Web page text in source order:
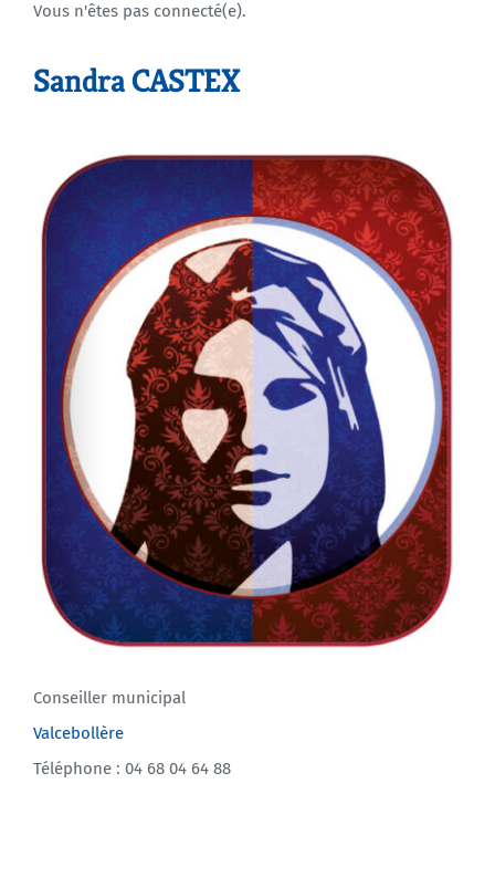
Agenda
Vous n'êtes pas connecté(e).
Sandra CASTEX
Conseiller municipal
Valcebollère
Téléphone : 04 68 04 64 88